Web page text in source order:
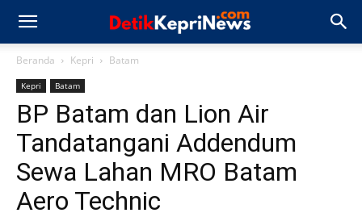
Beranda Kepri Batam
Kepri Batam
BP Batam dan Lion Air
Tandatangani Addendum
Sewa Lahan MRO Batam
Aero Technic